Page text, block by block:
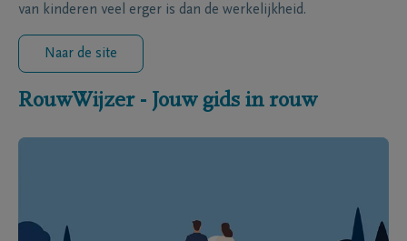
van kinderen veel erger is dan de werkelijkheid.
Naar de site
RouwWijzer - Jouw gids in rouw